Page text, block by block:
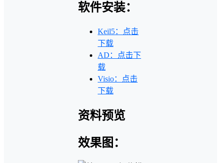
软件安装：
Keil5：点击
下载
AD：点击下
载
Visio：点击
下载
资料预览
效果图：